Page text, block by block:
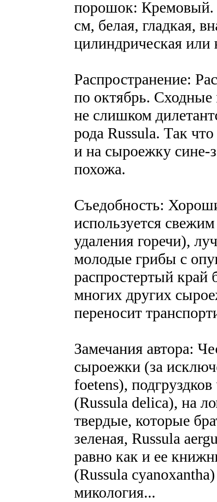
порошок: Кремовый.
см, белая, гладкая,
цилиндрическая или
Распространение:
по октябрь.
не слишком
рода Russula. Так
и на сыроежку сине-
похожа.
Съедобность:
используется
удаления горечи),
молодые грибы с
распростертый край
многих других
переносит
Замечания автора:
сыроежки (за
foetens),
(Russula delica), на
твердые, которые
зеленая, Russula
равно как и ее
(Russula
микология...